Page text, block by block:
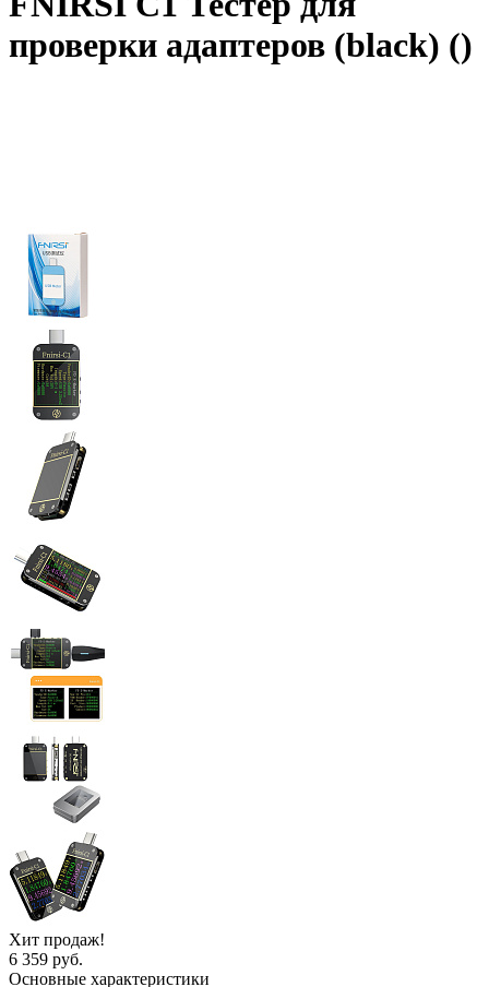
проверки адаптеров (black) ()
Хит продаж!
6 359 руб.
Основные характеристики